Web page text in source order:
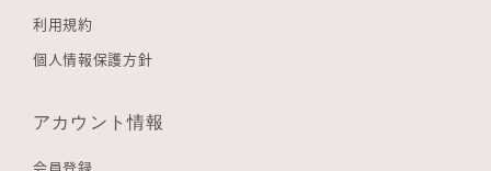
利用規約
個人情報保護方針
アカウント情報
会員登録